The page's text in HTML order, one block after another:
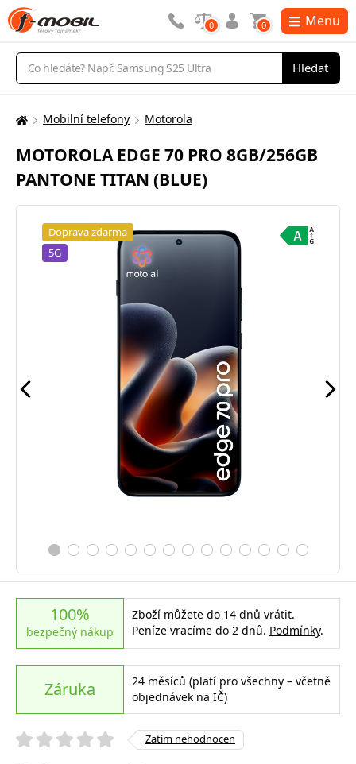
Vyhledávání
Hledat
0 0 Menu
Zde
nacházíte:
Mobilní telefony Motorola
MOTOROLA EDGE 70 PRO 8GB/256GB
PANTONE TITAN (BLUE)
Doprava zdarma
5G
100%
bezpečný nákup
Zboží můžete do 14 dnů vrátit.
Peníze vracíme do 2 dnů. Podmínky.
Záruka
24 měsíců (platí pro všechny – včetně
objednávek na IČ)
Zatím nehodnocen